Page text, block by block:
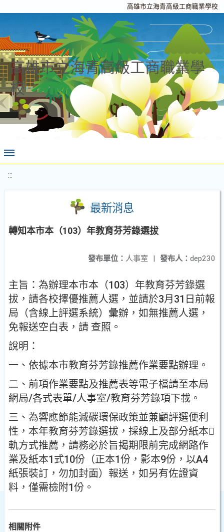
高雄市立海青高級工商職業學校
高雄市立海青高級工商職業學
校
:::
最新消息
轉知本市本（103）年教育芬芳錄選拔
發布人： dep230
發布單位： 人事室 |
主旨：為辦理本市本（103）年教育芬芳錄選
拔，請各校擇優推薦人選，並請於3月31日前報
局（含線上評選系統）彙辦，如無推薦人選，
免報送空白表，請 查照。
說明：
一、依據本市教育芬芳錄推薦作業要點辦理。
二、前項作業要點及推薦表等電子檔請至本局
網局/各式表單/人事室/教育芬芳錄項下載。
三、為響應節能減碳環保政策並兼顧評選便利
性，本年教育芬芳錄選拔，採線上及部分紙本
軌方式推薦，請務必於旨揭期限前完成網路作
業及紙本1式10份（正本1份，影本9份，以A4
紙張裝訂，勿加封面）報送，如另有佐證資
料，僅需檢附1份。
相關附件